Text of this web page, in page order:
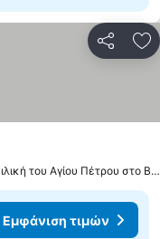
1.3 χλμ. από: Βασιλική του Αγίου Πέτρου στο Βατικανό
Εμφάνιση τιμών